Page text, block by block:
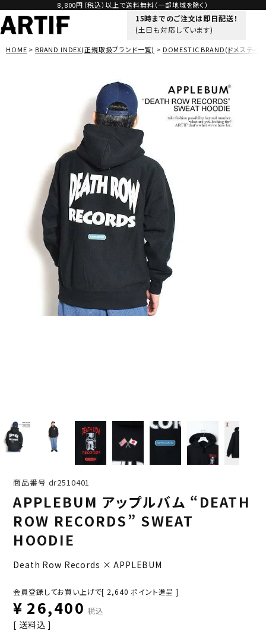
8,800円（税込）以上で送料無料（一部地域を除く）
15時までのご注文は即日配送！
(土日も対応しています)
HOME BRAND INDEX(正規取扱ブランド一覧) DOMESTIC BRAND(ドメスティッ
商品番号 dr2510401
APPLEBUM アップルバム “DEATH
ROW RECORDS” SWEAT
HOODIE
Death Row Records × APPLEBUM
会員登録してお買い上げで[ 2,640 ポイント進呈 ]
¥ 26,400 税込
送料込